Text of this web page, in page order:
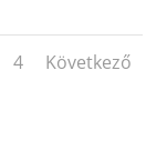
4 Következő